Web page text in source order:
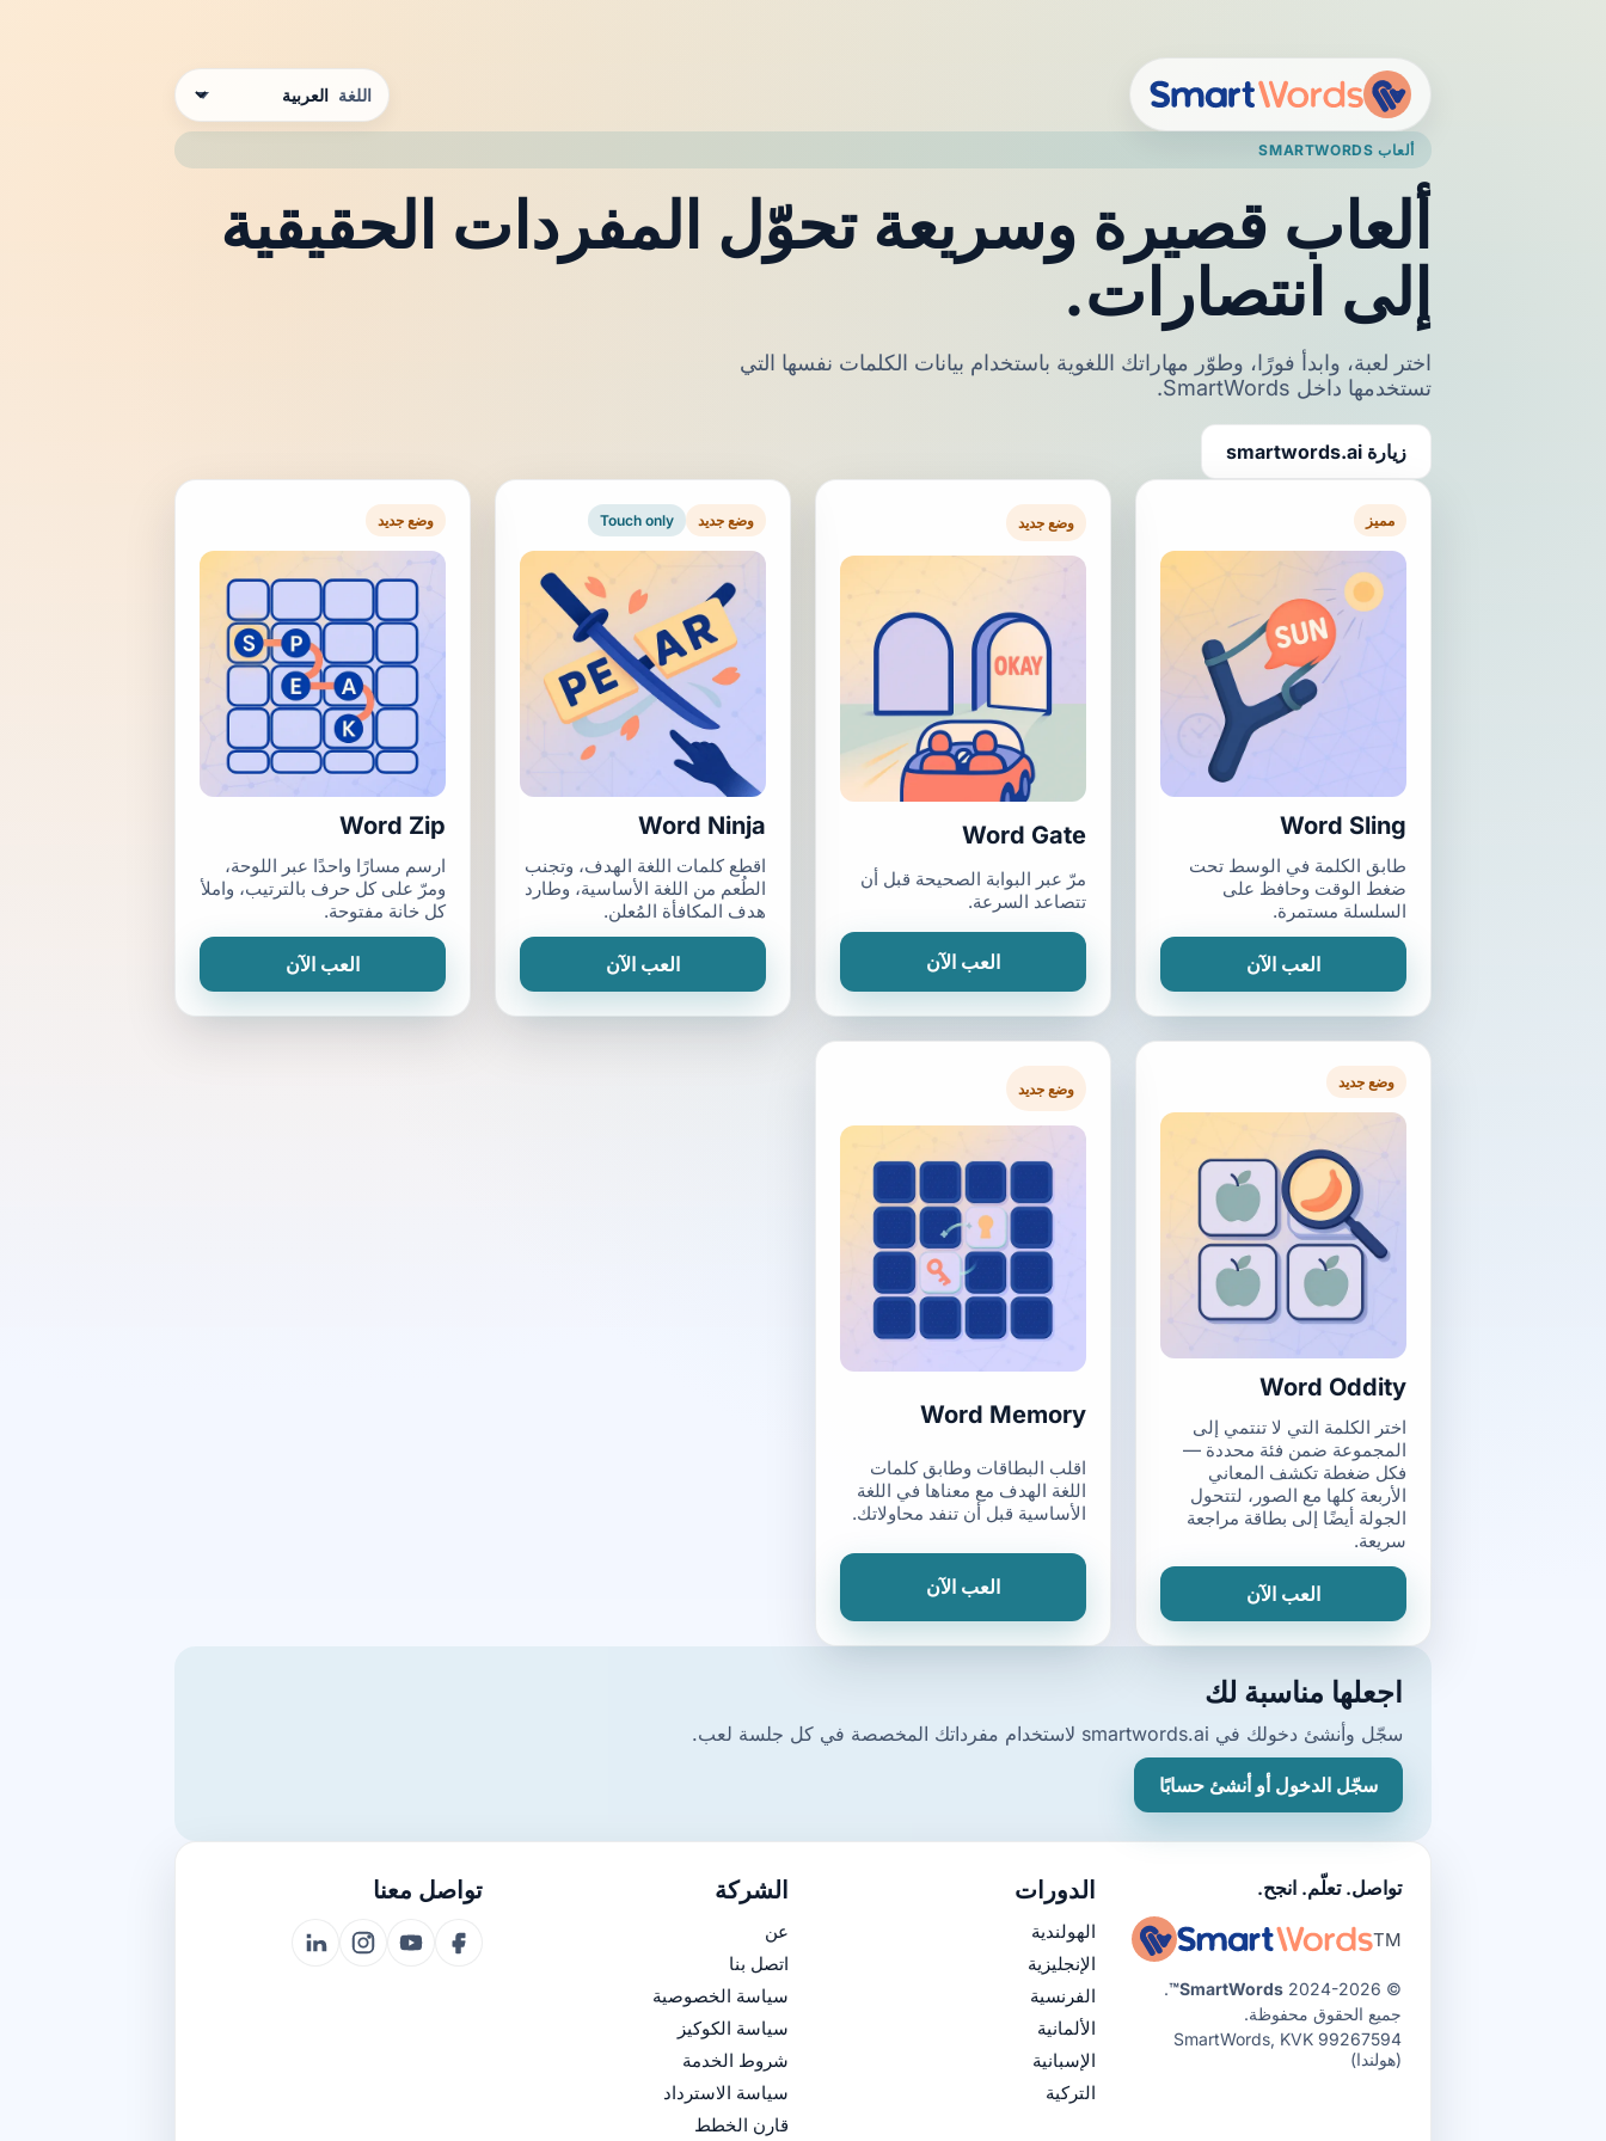
اللغة
ألعاب SMARTWORDS
ألعاب قصيرة وسريعة تحوّل المفردات الحقيقية
إلى انتصارات.
اختر لعبة، وابدأ فورًا، وطوّر مهاراتك اللغوية باستخدام بيانات الكلمات نفسها التي
تستخدمها داخل SmartWords.
زيارة smartwords.ai
مميز
Word Sling
طابق الكلمة في الوسط تحت
ضغط الوقت وحافظ على
السلسلة مستمرة.
العب الآن
وضع جديد
Word Gate
مرّ عبر البوابة الصحيحة قبل أن
تتصاعد السرعة.
العب الآن
وضع جديد Touch only
Word Ninja
اقطع كلمات اللغة الهدف، وتجنب
الطُعم من اللغة الأساسية، وطارد
هدف المكافأة المُعلن.
العب الآن
وضع جديد
Word Zip
ارسم مسارًا واحدًا عبر اللوحة،
ومرّ على كل حرف بالترتيب، واملأ
كل خانة مفتوحة.
العب الآن
وضع جديد
Word Oddity
اختر الكلمة التي لا تنتمي إلى
المجموعة ضمن فئة محددة —
فكل ضغطة تكشف المعاني
الأربعة كلها مع الصور، لتتحول
الجولة أيضًا إلى بطاقة مراجعة
سريعة.
العب الآن
وضع جديد
Word Memory
اقلب البطاقات وطابق كلمات
اللغة الهدف مع معناها في اللغة
الأساسية قبل أن تنفد محاولاتك.
العب الآن
اجعلها مناسبة لك
سجّل وأنشئ دخولك في smartwords.ai لاستخدام مفرداتك المخصصة في كل جلسة لعب.
سجّل الدخول أو أنشئ حسابًا
تواصل. تعلّم. انجح.
TM
© 2024-2026
SmartWords™
.
جميع الحقوق محفوظة.
SmartWords, KVK 99267594
(هولندا)
الدورات
الهولندية
الإنجليزية
الفرنسية
الألمانية
الإسبانية
التركية
الشركة
عن
اتصل بنا
سياسة الخصوصية
سياسة الكوكيز
شروط الخدمة
سياسة الاسترداد
قارن الخطط
تواصل معنا